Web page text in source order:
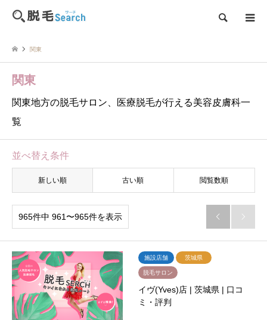
検索
関東
関東
関東地方の脱毛サロン、医療脱毛が行える美容皮膚科一
覧
並べ替え条件
新しい順 古い順 閲覧数順
965件中 961〜965件を表示  
施設店舗 茨城県
脱毛サロン
イヴ(Yves)店 | 茨城県 | 口コ
ミ・評判